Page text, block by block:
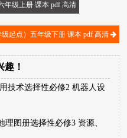
年级上册 课本 pdf 高清
起点）五年级下册 课本 pdf 高清
！
技术选择性必修2 机器人设
理图册选择性必修3 资源、